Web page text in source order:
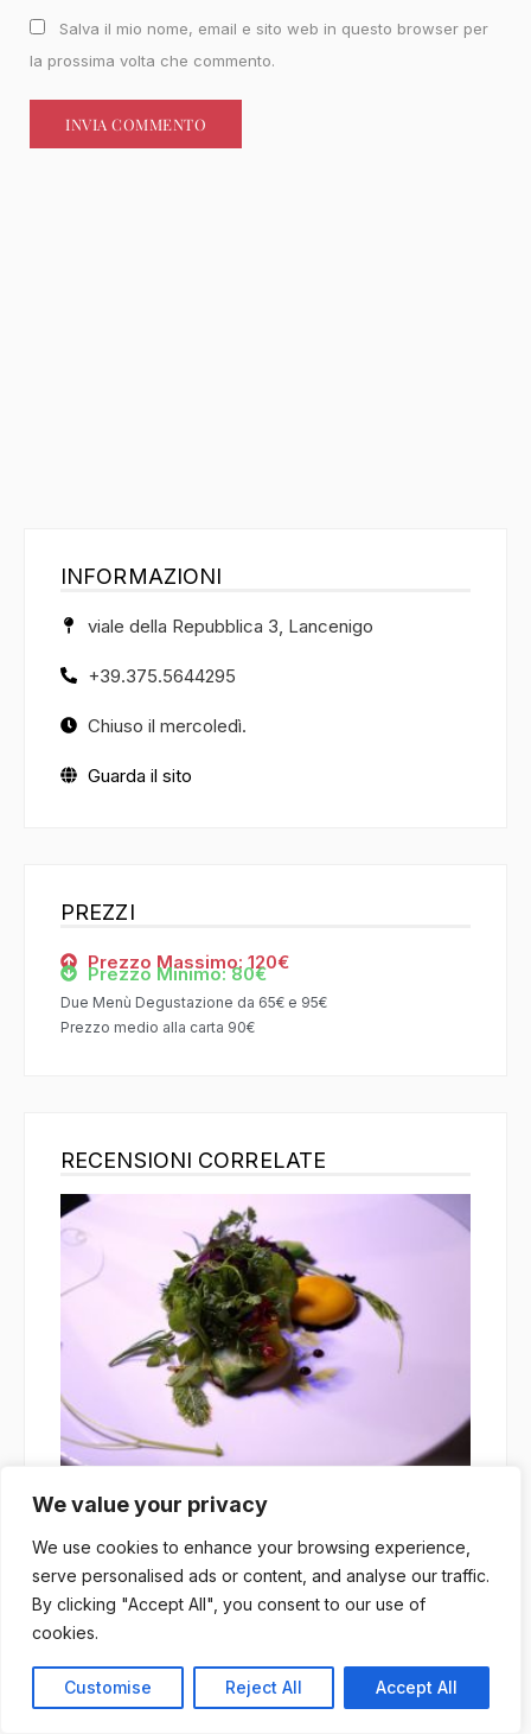
We value your privacy
We use cookies to enhance your browsing experience,
serve personalised ads or content, and analyse our traffic.
By clicking "Accept All", you consent to our use of
cookies.
Customise Reject All Accept All
Salva il mio nome, email e sito web in questo browser per
la prossima volta che commento.
INFORMAZIONI
viale della Repubblica 3, Lancenigo
+39.375.5644295
Chiuso il mercoledì.
Guarda il sito
PREZZI
Prezzo Massimo: 120€
Prezzo Minimo: 80€
Due Menù Degustazione da 65€ e 95€
Prezzo medio alla carta 90€
RECENSIONI CORRELATE
Glam